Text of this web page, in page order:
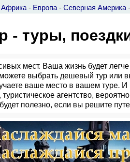
Африка - Европа - Северная Америка -
- туры,
мест. Ваша жизнь будет
выбрать дешевый тур или
ваше место в вашем туре.
туристическое агентство,
полезно, если вы решите